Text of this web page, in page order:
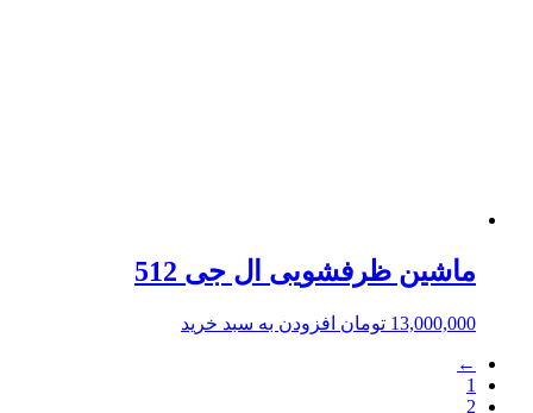
ماشین ظرفشویی ال جی 512
13,000,000 تومان افزودن به سبد خرید
←
1
2